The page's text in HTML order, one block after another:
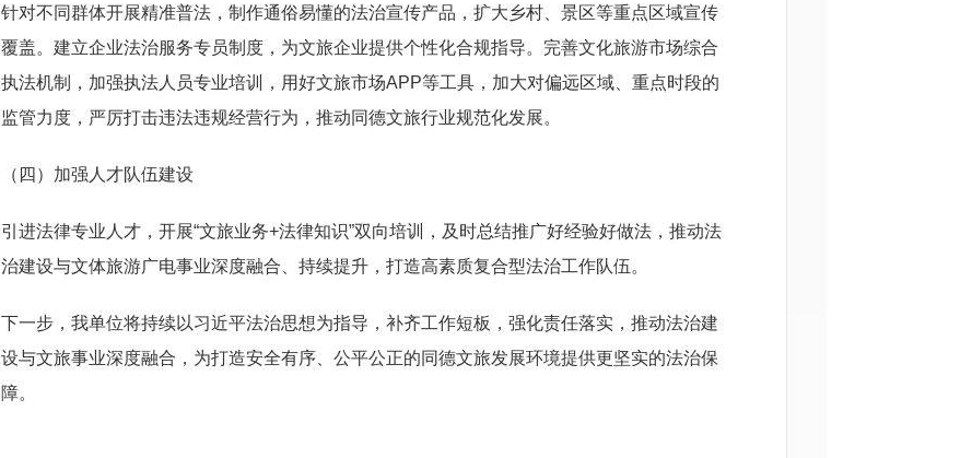
针对不同群体开展精准普法，制作通俗易懂的法治宣传产品，扩大乡村、景区等重点区域宣传
覆盖。建立企业法治服务专员制度，为文旅企业提供个性化合规指导。完善文化旅游市场综合
执法机制，加强执法人员专业培训，用好文旅市场APP等工具，加大对偏远区域、重点时段的
监管力度，严厉打击违法违规经营行为，推动同德文旅行业规范化发展。
（四）加强人才队伍建设
引进法律专业人才，开展“文旅业务+法律知识”双向培训，及时总结推广好经验好做法，推动法
治建设与文体旅游广电事业深度融合、持续提升，打造高素质复合型法治工作队伍。
下一步，我单位将持续以习近平法治思想为指导，补齐工作短板，强化责任落实，推动法治建
设与文旅事业深度融合，为打造安全有序、公平公正的同德文旅发展环境提供更坚实的法治保
障。